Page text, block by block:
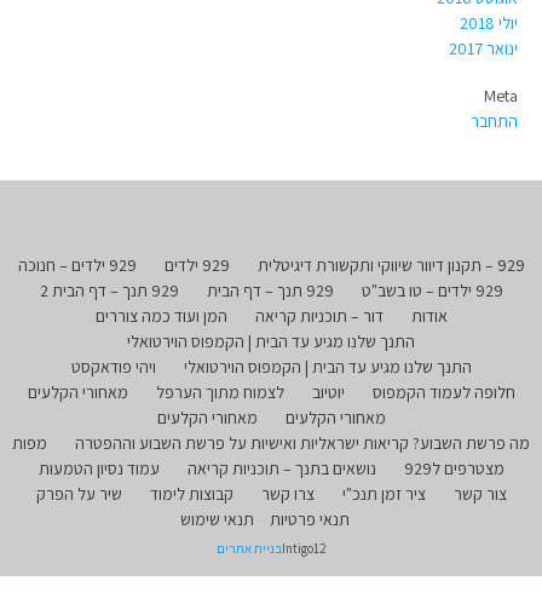
יולי 2018
ינואר 2017
Meta
התחבר
929 – תקנון דיוור שיווקי ותקשורת דיגיטלית 929 ילדים
929 ילדים – חנוכה
929 ילדים – טו בשב"ט
929 תנך – דף הבית
929 תנך – דף הבית 2
אודות
דור – תוכניות קריאה
המן ועוד כמה צוררים
התנך שלנו מגיע עד הבית | הקמפוס הוירטואלי
התנך שלנו מגיע עד הבית | הקמפוס הוירטואלי
ויהי פודאקסט
חלופה לעמוד הקמפוס
יוטיוב לצמוח מתוך הערפל
מאחורי הקלעים
מאחורי הקלעים
מאחורי הקלעים
מה פרשת השבוע? קריאות ישראליות ואישיות על פרשת השבוע וההפטרה
מפות
מצטרפים ל929
נושאים בתנך – תוכניות קריאה
עמוד נסיון הטמעות
צור קשר
ציר זמן תנכ"י צרו קשר קבוצות לימוד
שיר על הפרק
תנאי פרטיות
תנאי שימוש
Intigo12בניית אתרים